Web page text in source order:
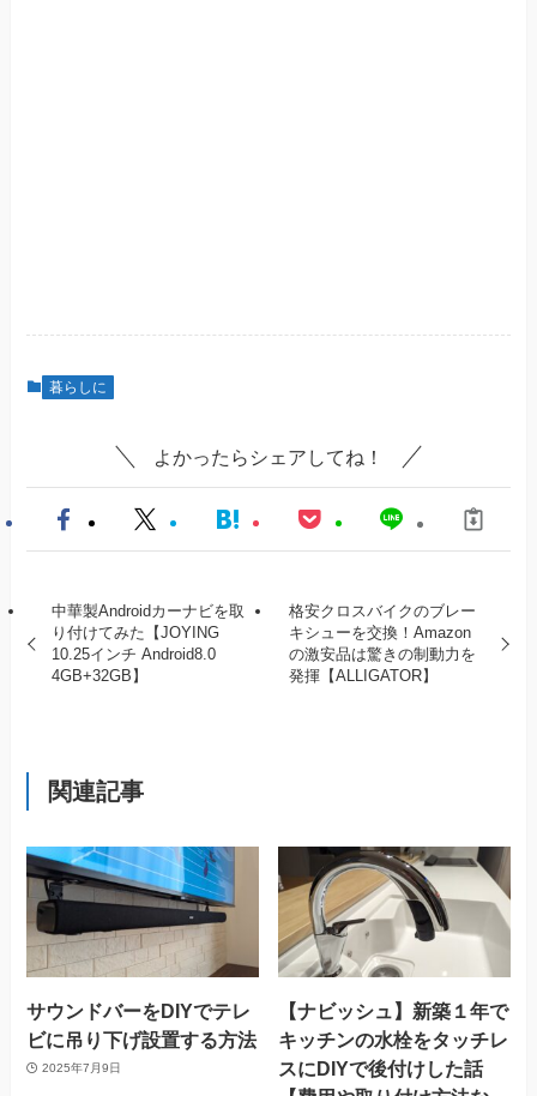
暮らしに
よかったらシェアしてね！
中華製Androidカーナビを取
り付けてみた【JOYING
10.25インチ Android8.0
4GB+32GB】
格安クロスバイクのブレー
キシューを交換！Amazon
の激安品は驚きの制動力を
発揮【ALLIGATOR】
関連記事
サウンドバーをDIYでテレ
ビに吊り下げ設置する方法
2025年7月9日
【ナビッシュ】新築１年で
キッチンの水栓をタッチレ
スにDIYで後付けした話